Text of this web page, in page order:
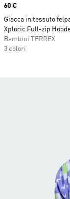
Price
60 €
Giacca in tessuto
Xploric Full-zip
Bambini TERREX
3 colori